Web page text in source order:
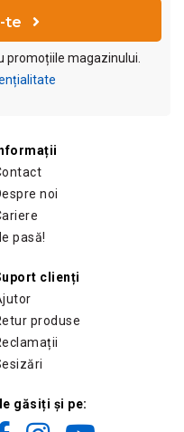
te
promoțiile magazinului.
noi
pasă!
clienți
produse
găsiți și pe: